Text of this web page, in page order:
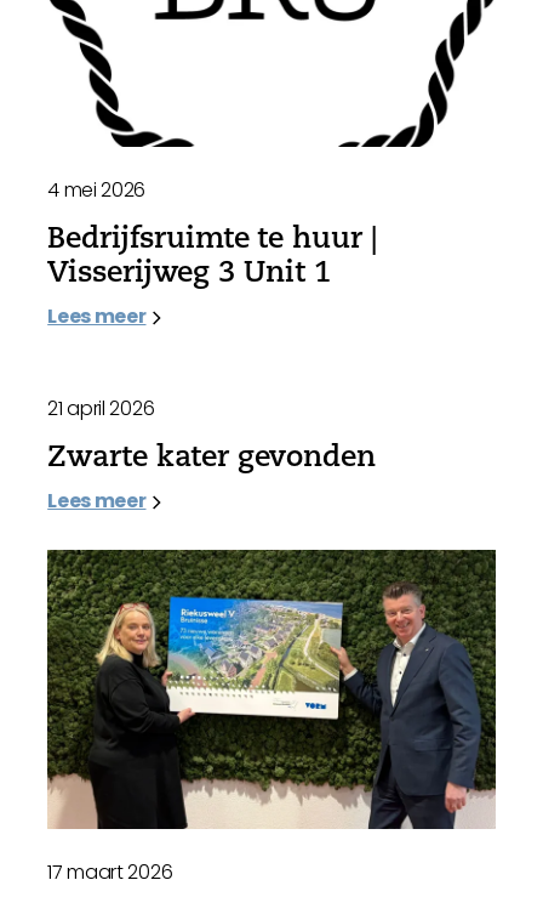
4 mei 2026
Bedrijfsruimte te huur |
Visserijweg 3 Unit 1
Lees meer
21 april 2026
Zwarte kater gevonden
Lees meer
17 maart 2026